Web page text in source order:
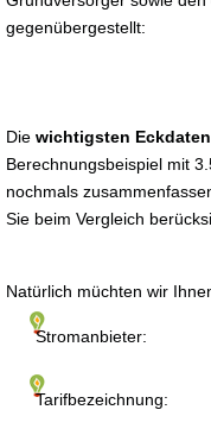
gegenübergestellt:
Die wichtigsten
Berechnungsbeispiel mit
nochmals
Sie beim Vergleich
Stromanbieter:
Tarifbezeichnung:
Natürlich müchten wir